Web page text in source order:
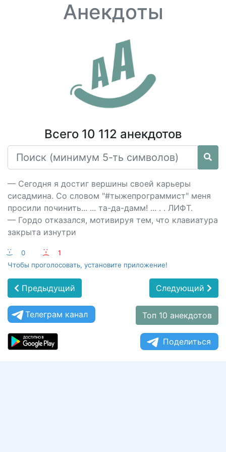
Анекдоты
Всего 10 112 анекдотов
— Сегодня я достиг вершины своей карьеры
сисадмина. Со словом "#тыжепрограммист" меня
просили починить... ... та-да-дамм! ... . . ЛИФТ.
— Гордо отказался, мотивируя тем, что клавиатура
закрыта изнутри
:-) 0 :-(
1
Чтобы проголосовать, установите приложение!
Предыдущий Следующий
Телеграм канал Топ 10 анекдотов
Поделиться